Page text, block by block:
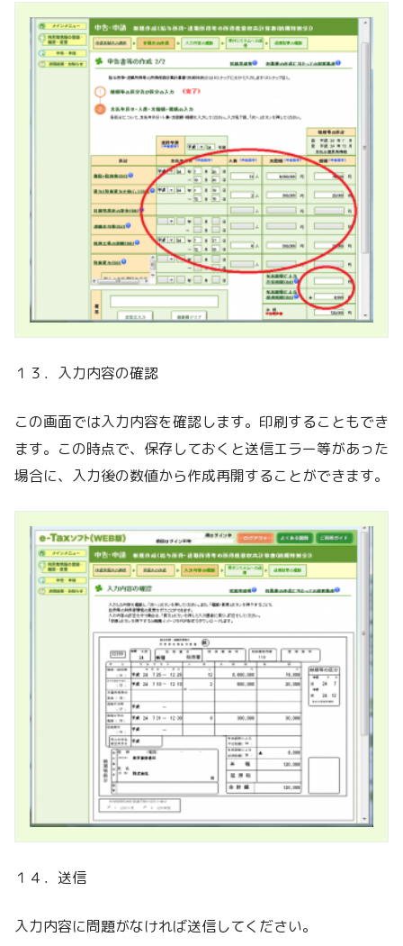
１３．入力内容の確認
この画面では入力内容を確認します。印刷することもでき
ます。この時点で、保存しておくと送信エラー等があった
場合に、入力後の数値から作成再開することができます。
１４．送信
入力内容に問題がなければ送信してください。